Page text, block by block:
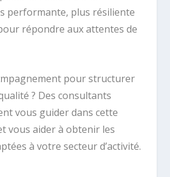
performante, plus résiliente
répondre aux attentes de
pour structurer
? Des consultants
vous guider dans cette
vous aider à obtenir les
à votre secteur d’activité.